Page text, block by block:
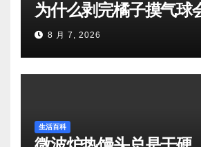
为什么剥完橘子摸气球
8 月 7, 2026
生活百科